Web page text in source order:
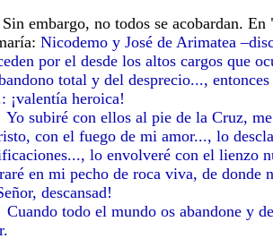
no todos se acobardan. En
Nicodemo y José de Arimatea
por el desde los altos cargos que
total y del desprecio...,
¡valentía heroica!
con ellos al pie de la Cruz, me
con el fuego de mi amor..., lo
lo envolveré con el lienzo
en mi pecho de roca viva, de donde
descansad!
todo el mundo os abandone y